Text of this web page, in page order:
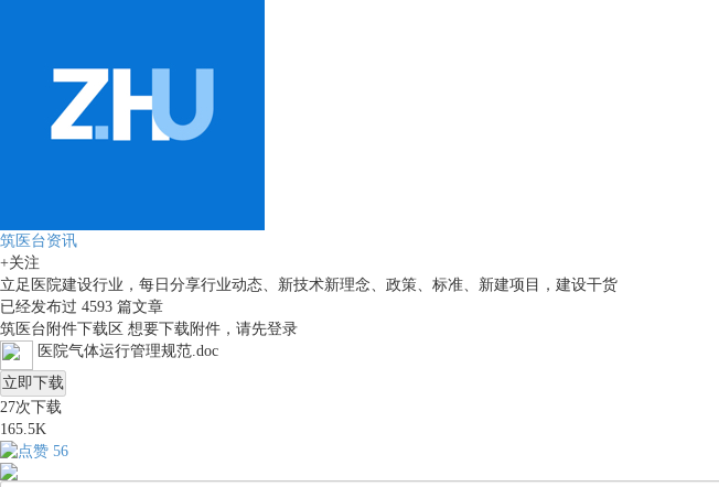
筑医台资讯
+关注
立足医院建设行业，每日分享行业动态、新技术新理念、政策、标准、新建项目，建设干货
已经发布过 4593 篇文章
筑医台附件下载区 想要下载附件，请先登录
医院气体运行管理规范.doc
立即下载
27次下载
165.5K
56